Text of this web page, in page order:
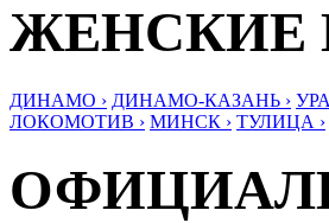
ЖЕНСКИЕ
ДИНАМО › ДИНАМО-КАЗАНЬ ›
ЛОКОМОТИВ › МИНСК › ТУЛИЦА ›